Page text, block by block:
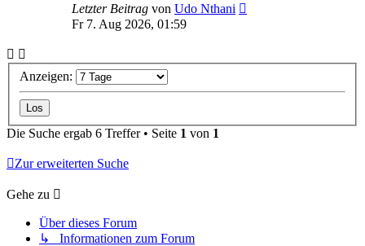
Letzter Beitrag von Udo Nthani
Fr 7. Aug 2026, 01:59
Anzeigen:
Die Suche ergab 6 Treffer • Seite 1 von 1
Zur erweiterten Suche
Gehe zu
Über dieses Forum
↳ Informationen zum Forum